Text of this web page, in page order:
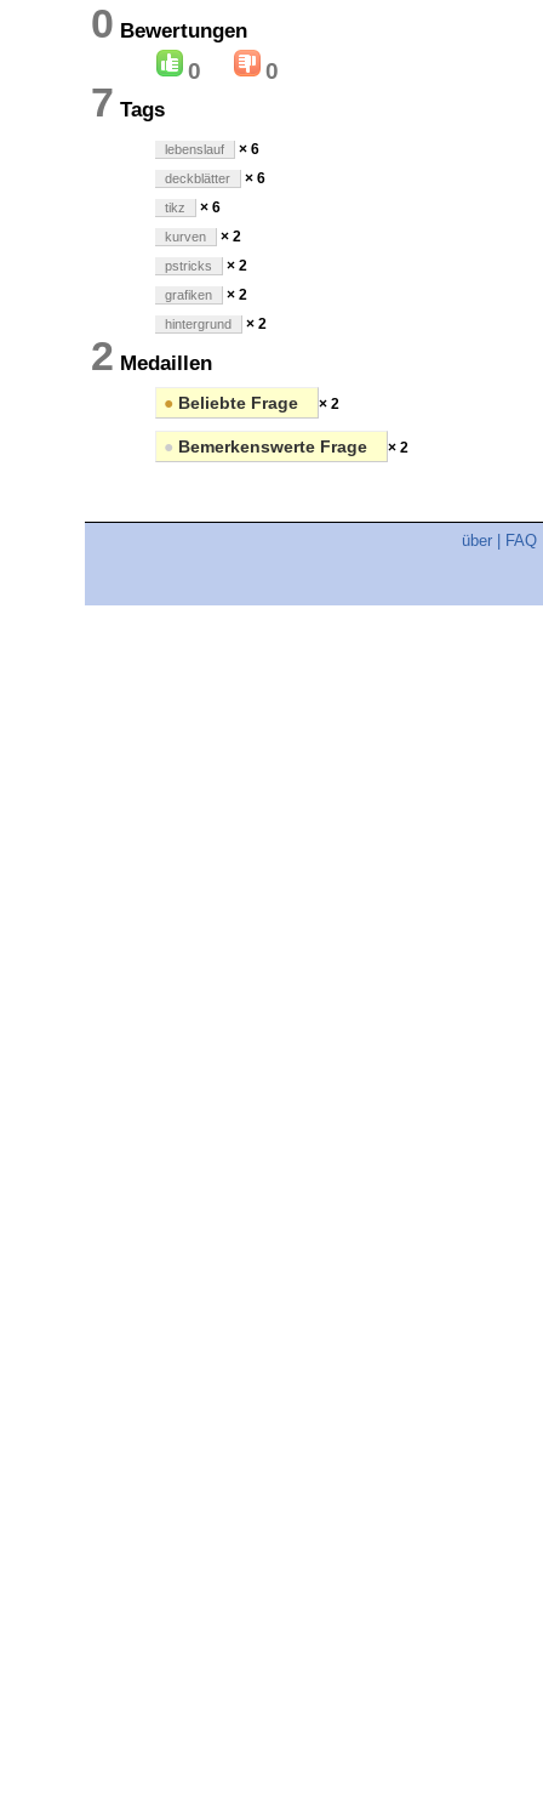
0 Bewertungen
0 0
7 Tags
lebenslauf × 6
deckblätter × 6
tikz × 6
kurven × 2
pstricks × 2
grafiken × 2
hintergrund × 2
2 Medaillen
● Beliebte Frage × 2
● Bemerkenswerte Frage × 2
über FAQ